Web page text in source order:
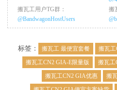
搬瓦工用户TG群：
@BandwagonHostUsers
搬
标签： 搬瓦工 最便宜套餐 搬瓦
搬瓦工CN2 GIA-E限量版
搬瓦工
搬瓦工CN2 GIA优惠
搬